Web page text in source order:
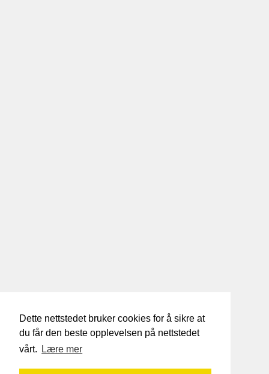
Dette nettstedet bruker cookies for å sikre at
du får den beste opplevelsen på nettstedet
vårt.
Lære mer